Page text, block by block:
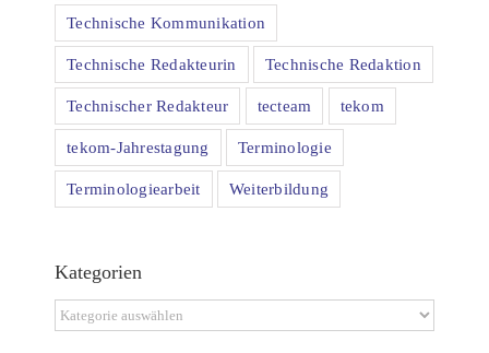
Technische Kommunikation
Technische Redakteurin Technische Redaktion
Technischer Redakteur tecteam tekom
tekom-Jahrestagung Terminologie
Terminologiearbeit Weiterbildung
Kategorien
Kategorien